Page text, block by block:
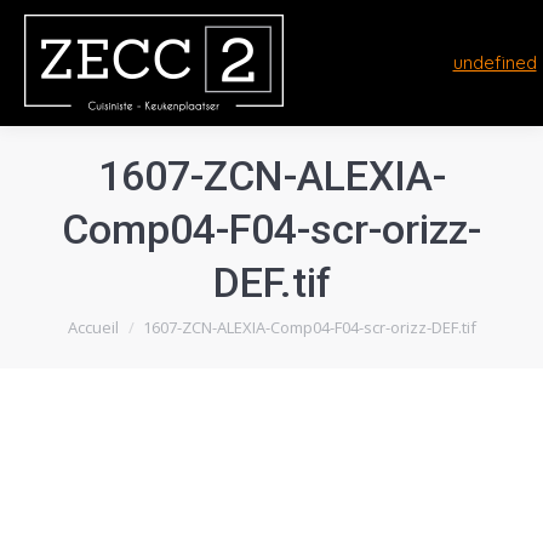
undefined
1607-ZCN-ALEXIA-
Comp04-F04-scr-orizz-
DEF.tif
Vous êtes ici :
Accueil 1607-ZCN-ALEXIA-Comp04-F04-scr-orizz-DEF.tif